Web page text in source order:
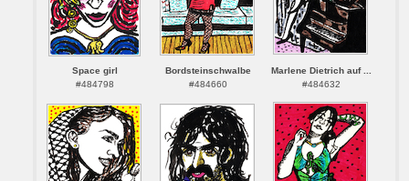
Space girl
#484798
Bordsteinschwalbe
#484660
Marlene Dietrich auf ...
#484632